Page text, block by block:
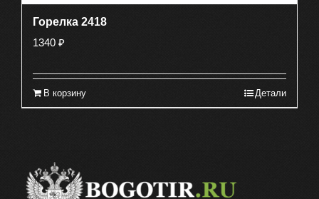
Горелка 2418
1340 ₽
В корзину Детали